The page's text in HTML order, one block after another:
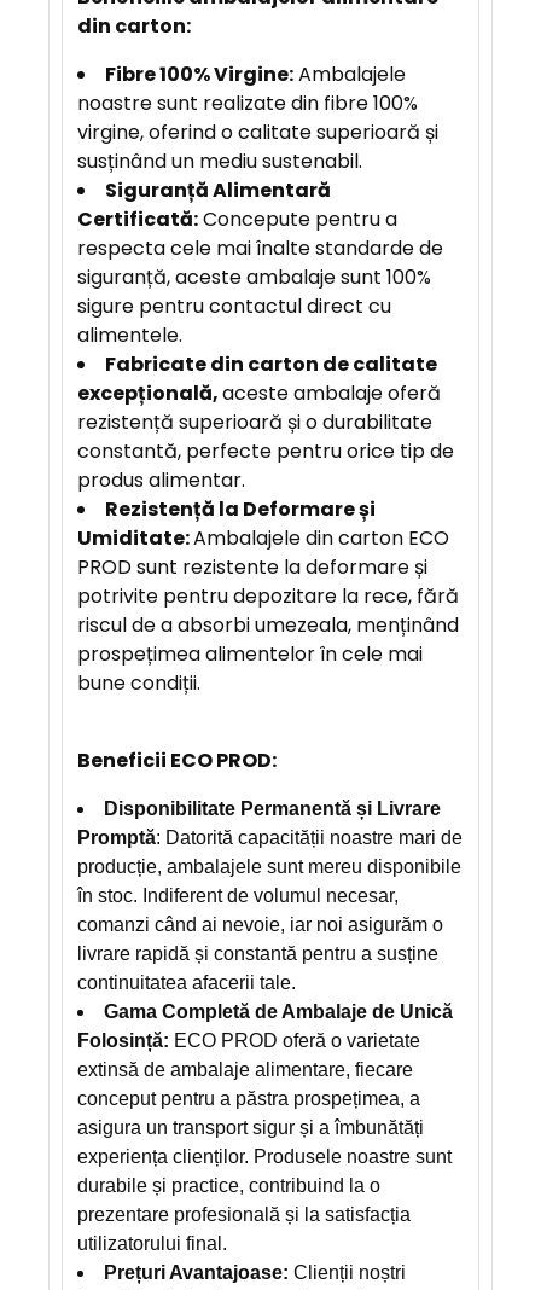
J
din carton:
Fibre 100% Virgine:Ambalajele
noastre sunt realizate din fibre 100%
virgine, oferind o calitate superioară și
susținând un mediu sustenabil.
Siguranță Alimentară
Certificată:Concepute pentru a
respecta cele mai înalte standarde de
siguranță, aceste ambalaje sunt 100%
sigure pentru contactul direct cu
alimentele.
Fabricate din carton de calitate
excepțională,aceste ambalaje oferă
rezistență superioară și o durabilitate
constantă, perfecte pentru orice tip de
produs alimentar.
Rezistență la Deformare și
Umiditate:Ambalajele din carton ECO
PROD sunt rezistente la deformare și
potrivite pentru depozitare la rece, fără
riscul de a absorbi umezeala, menținând
prospețimea alimentelor în cele mai
bune condiții.
Beneficii ECO PROD:
Disponibilitate Permanentă și Livrare
Promptă: Datorită capacității noastre mari de
producție, ambalajele sunt mereu disponibile
în stoc. Indiferent de volumul necesar,
comanzi când ai nevoie, iar noi asigurăm o
livrare rapidă și constantă pentru a susține
continuitatea afacerii tale.
Gama Completă de Ambalaje de Unică
Folosință: ECO PROD oferă o varietate
extinsă de ambalaje alimentare, fiecare
conceput pentru a păstra prospețimea, a
asigura un transport sigur și a îmbunătăți
experiența clienților. Produsele noastre sunt
durabile și practice, contribuind la o
prezentare profesională și la satisfacția
utilizatorului final.
Prețuri Avantajoase: Clienții noștri